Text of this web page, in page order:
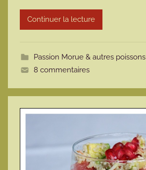
r
m
t
Continuer la lecture
Passion Morue & autres poissons
8 commentaires